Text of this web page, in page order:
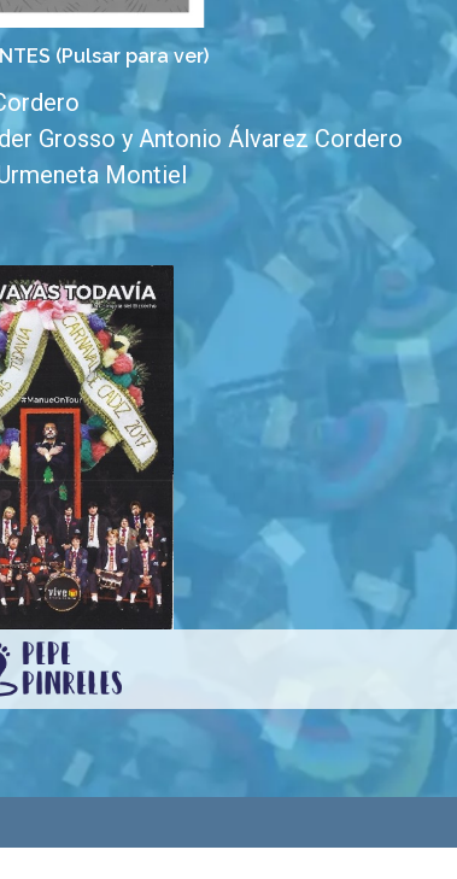
(Pulsar para ver)
Grosso y Antonio Álvarez Cordero
Montiel